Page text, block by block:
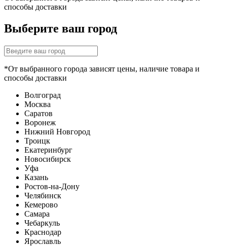
способы доставки
Выберите ваш город
*От выбранного города зависят цены, наличие товара и
способы доставки
Волгоград
Москва
Саратов
Воронеж
Нижний Новгород
Троицк
Екатеринбург
Новосибирск
Уфа
Казань
Ростов-на-Дону
Челябинск
Кемерово
Самара
Чебаркуль
Краснодар
Ярославль